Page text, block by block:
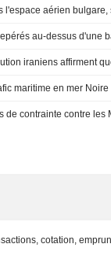
de contrainte contre les
cotation,